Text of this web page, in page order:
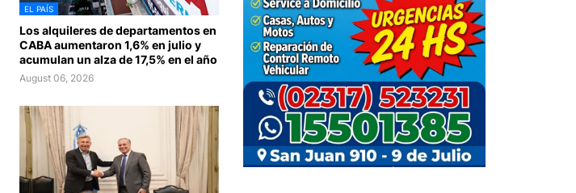
EL PAÍS
Los alquileres de departamentos en
CABA aumentaron 1,6% en julio y
acumulan un alza de 17,5% en el año
August 06, 2026